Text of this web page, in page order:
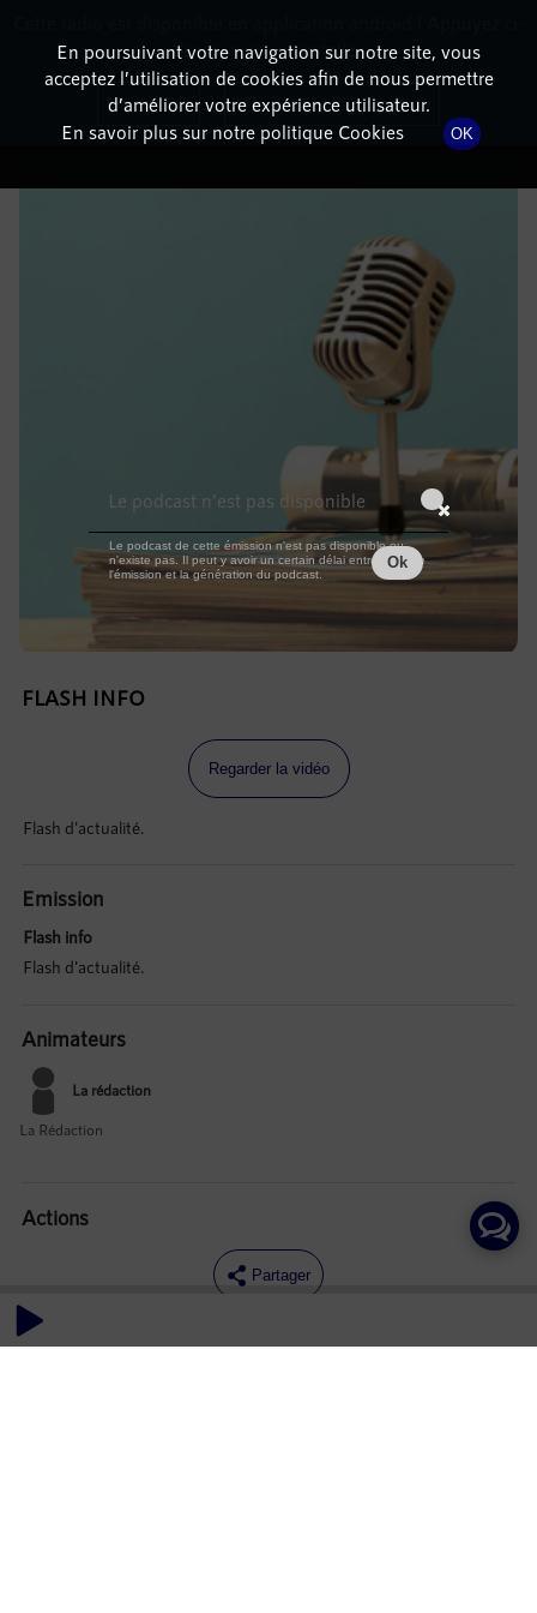
DÉTAILS DE L'ÉPISODE
30 mai 2021 à 10h59, durée : Invalid date
FLASH INFO
Regarder la vidéo
Flash d'actualité.
Emission
Flash info
Flash d'actualité.
Animateurs
La rédaction
La Rédaction
Actions
Partager
Commentaires
En poursuivant votre navigation sur notre site, vous
acceptez l’utilisation de cookies afin de nous permettre
d’améliorer votre expérience utilisateur.
En savoir plus sur notre politique Cookies
OK
dessous pour l'installer.
Non merci Télécharger l'application
Le podcast n'est pas disponible
Le podcast de cette émission n'est pas disponible ou
n'existe pas. Il peut y avoir un certain délai entre la fin de
l'émission et la génération du podcast.
Ok